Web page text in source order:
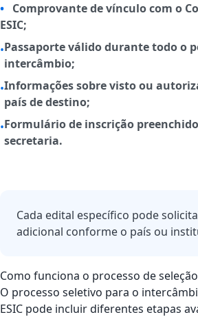
• Comprovante de vínculo com o
ESIC;
•Passaporte válido durante todo o
intercâmbio;
•Informações sobre visto ou
país de destino;
•Formulário de inscrição
secretaria.
Cada edital específico pode
adicional conforme o país ou
Como funciona o processo de seleção
O processo seletivo para o
ESIC pode incluir diferentes etapas